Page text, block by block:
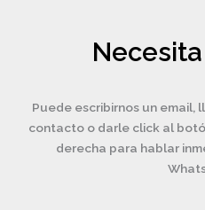
Puede escribirnos un email,
contacto o darle click al
derecha para hablar